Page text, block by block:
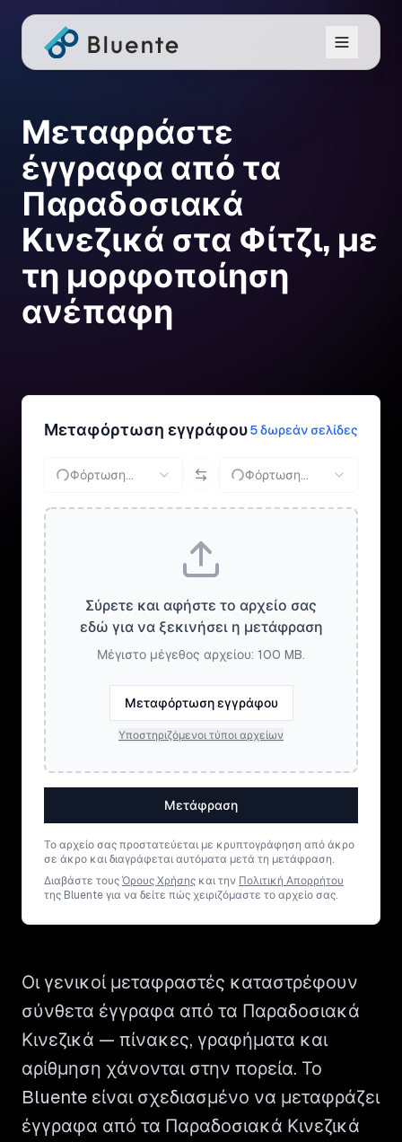
Μεταφράστε
έγγραφα από τα
Παραδοσιακά
Κινεζικά στα Φίτζι, με
τη μορφοποίηση
ανέπαφη
Μεταφόρτωση εγγράφου5 δωρεάν σελίδες
Φόρτωση... Φόρτωση...
Σύρετε και αφήστε το αρχείο σας
εδώ για να ξεκινήσει η μετάφραση
Μέγιστο μέγεθος αρχείου: 100 MB.
Μεταφόρτωση εγγράφου
Υποστηριζόμενοι τύποι αρχείων
Μετάφραση
Το αρχείο σας προστατεύεται με κρυπτογράφηση από άκρο
σε άκρο και διαγράφεται αυτόματα μετά τη μετάφραση.
Διαβάστε τουςΌρους Χρήσης και την Πολιτική Απορρήτου
της Bluente για να δείτε πώς χειριζόμαστε το αρχείο σας.
Οι γενικοί μεταφραστές καταστρέφουν
σύνθετα έγγραφα από τα Παραδοσιακά
Κινεζικά — πίνακες, γραφήματα και
αρίθμηση χάνονται στην πορεία. Το
Bluente είναι σχεδιασμένο να μεταφράζει
έγγραφα από τα Παραδοσιακά Κινεζικά